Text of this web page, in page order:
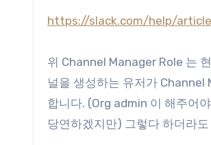
https://slack.com/help/
위 Channel Manager Role 는
널을 생성하는 유저가 Channel
합니다. (Org admin 이 해주어
당연하겠지만) 그렇다 하더라